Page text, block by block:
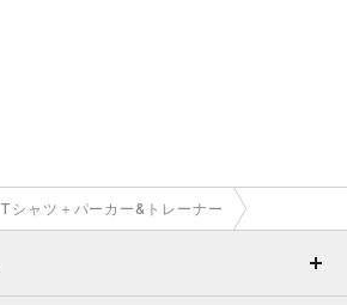
Tシャツ＋パーカー&トレーナー